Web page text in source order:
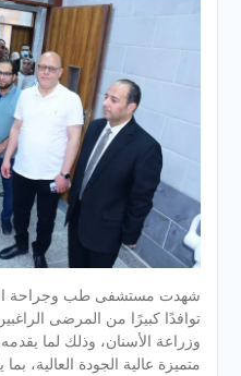
شهدت مستشفى طب وجراحة
توافدًا كبيرًا من المرضى
وزراعة الأسنان، وذلك لما
متميزة عالية الجودة العالية،